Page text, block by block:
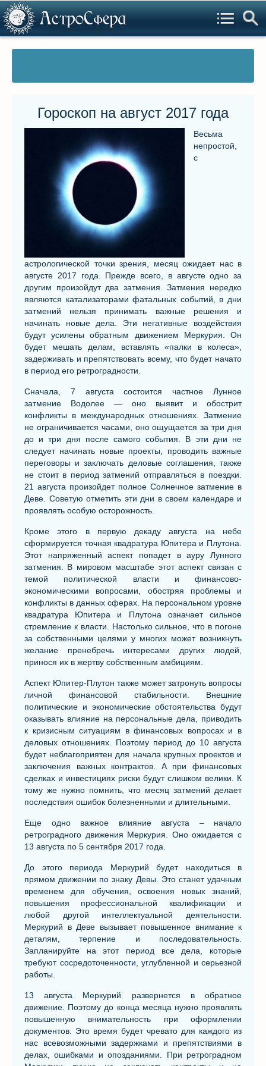
Гороскоп на август 2017 года
Весьма
непростой,
с
астрологической точки зрения, месяц ожидает нас в
августе 2017 года. Прежде всего, в августе одно за
другим произойдут два затмения. Затмения нередко
являются катализаторами фатальных событий, в дни
затмений нельзя принимать важные решения и
начинать новые дела. Эти негативные воздействия
будут усилены обратным движением Меркурия. Он
будет мешать делам, вставлять «палки в колеса»,
задерживать и препятствовать всему, что будет начато
в период его ретроградности.
Сначала, 7 августа состоится частное Лунное
затмение Водолее — оно выявит и обострит
конфликты в международных отношениях. Затмение
не ограничивается часами, оно ощущается за три дня
до и три дня после самого события. В эти дни не
следует начинать новые проекты, проводить важные
переговоры и заключать деловые соглашения, также
не стоит в период затмений отправляться в поездки.
21 августа произойдет полное Солнечное затмение в
Деве. Советую отметить эти дни в своем календаре и
проявлять особую осторожность.
Кроме этого в первую декаду августа на небе
сформируется точная квадратура Юпитера и Плутона.
Этот напряженный аспект попадет в ауру Лунного
затмения. В мировом масштабе этот аспект связан с
темой политической власти и финансово-
экономическими вопросами, обостряя проблемы и
конфликты в данных сферах. На персональном уровне
квадратура Юпитера и Плутона означает сильное
стремление к власти. Настолько сильное, что в погоне
за собственными целями у многих может возникнуть
желание пренебречь интересами других людей,
принося их в жертву собственным амбициям.
Аспект Юпитер-Плутон также может затронуть вопросы
личной финансовой стабильности. Внешние
политические и экономические обстоятельства будут
оказывать влияние на персональные дела, приводить
к кризисным ситуациям в финансовых вопросах и в
деловых отношениях. Поэтому период до 10 августа
будет неблагоприятен для начала крупных проектов и
заключения важных контрактов. А при финансовых
сделках и инвестициях риски будут слишком велики. К
тому же нужно помнить, что месяц затмений делает
последствия ошибок болезненными и длительными.
Еще одно важное влияние августа – начало
ретроградного движения Меркурия. Оно ожидается с
13 августа по 5 сентября 2017 года.
До этого периода Меркурий будет находиться в
прямом движении по знаку Девы. Это станет удачным
временем для обучения, освоения новых знаний,
повышения профессиональной квалификации и
любой другой интеллектуальной деятельности.
Меркурий в Деве вызывает повышенное внимание к
деталям, терпение и последовательность.
Запланируйте на этот период все дела, которые
требуют сосредоточенности, углубленной и серьезной
работы.
13 августа Меркурий развернется в обратное
движение. Поэтому до конца месяца нужно проявлять
повышенную внимательность при оформлении
документов. Это время будет чревато для каждого из
нас всевозможными задержками и препятствиями в
делах, ошибками и опозданиями. При ретроградном